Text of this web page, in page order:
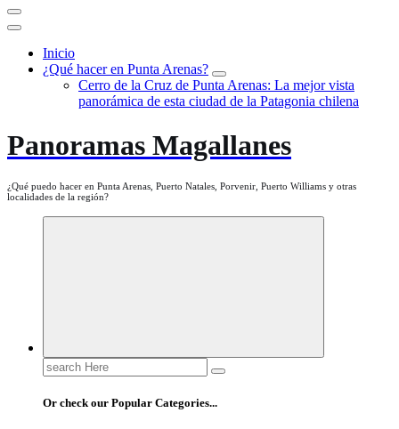
Inicio
¿Qué hacer en Punta Arenas?
Cerro de la Cruz de Punta Arenas: La mejor vista
panorámica de esta ciudad de la Patagonia chilena
Panoramas Magallanes
¿Qué puedo hacer en Punta Arenas, Puerto Natales, Porvenir, Puerto Williams y otras
localidades de la región?
Search
for:
Or check our Popular Categories...